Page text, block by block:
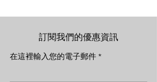
訂閱我們的優惠資訊
在這裡輸入您的電子郵件